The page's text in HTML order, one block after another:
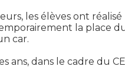
les élèves ont
la place
car.
dans le cadre du